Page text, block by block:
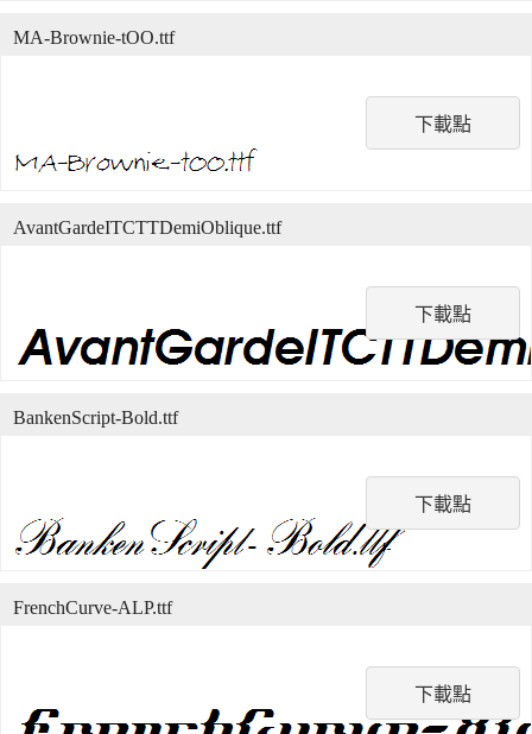
下載點
MA-Brownie-tOO.ttf
下載點
AvantGardeITCTTDemiOblique.ttf
下載點
BankenScript-Bold.ttf
下載點
FrenchCurve-ALP.ttf